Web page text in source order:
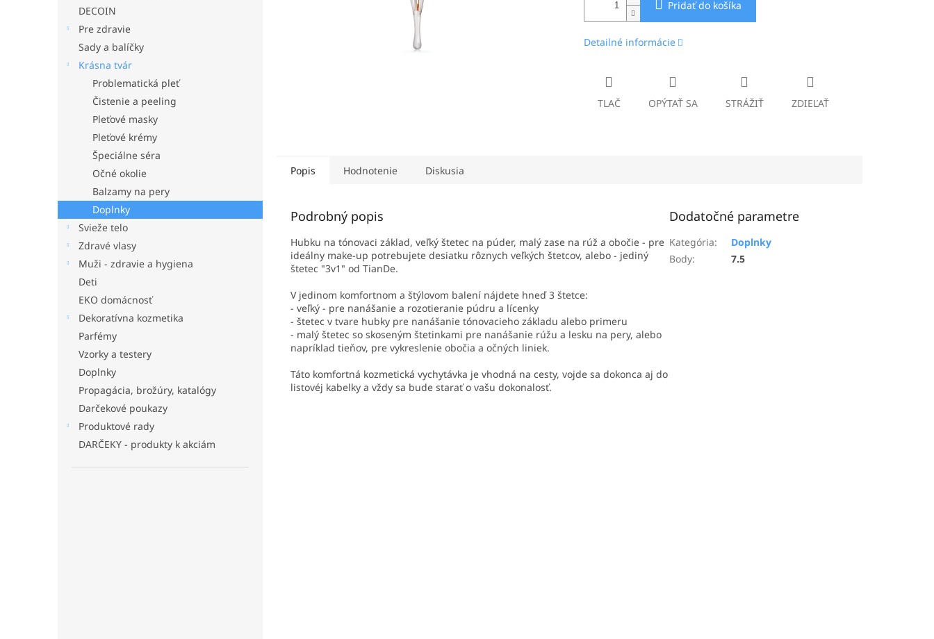
DECOIN
Pre zdravie
Sady a balíčky
Krásna tvár
Problematická pleť
Čistenie a peeling
Pleťové masky
Pleťové krémy
Špeciálne séra
Očné okolie
Balzamy na pery
Doplnky
Svieže telo
Zdravé vlasy
Muži - zdravie a hygiena
Deti
EKO domácnosť
Dekoratívna kozmetika
Parfémy
Vzorky a testery
Doplnky
Propagácia, brožúry, katalógy
Darčekové poukazy
Produktové rady
DARČEKY - produkty k akciám
Pridať do košíka
Detailné informácie
TLAČ OPÝTAŤ SA STRÁŽIŤ ZDIEĽAŤ
Popis Hodnotenie Diskusia
Podrobný popis
Hubku na tónovaci základ, veľký štetec na púder, malý zase na rúž a obočie - pre
ideálny make-up potrebujete desiatku rôznych veľkých štetcov, alebo - jediný
štetec "3v1" od TianDe.
V jedinom komfortnom a štýlovom balení nájdete hneď 3 štetce:
- veľký - pre nanášanie a rozotieranie púdru a lícenky
- štetec v tvare hubky pre nanášanie tónovacieho základu alebo primeru
- malý štetec so skoseným štetinkami pre nanášanie rúžu a lesku na pery, alebo
napríklad tieňov, pre vykreslenie obočia a očných liniek.
Táto komfortná kozmetická vychytávka je vhodná na cesty, vojde sa dokonca aj do
listovéj kabelky a vždy sa bude starať o vašu dokonalosť.
Dodatočné parametre
Kategória:
Doplnky
Body: 7.5